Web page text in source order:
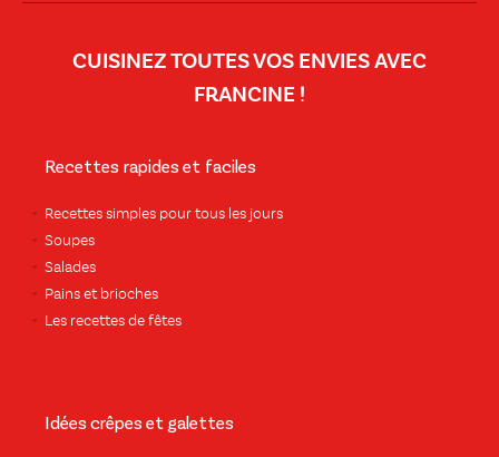
CUISINEZ TOUTES VOS ENVIES AVEC
FRANCINE !
Recettes rapides et faciles
Recettes simples pour tous les jours
Soupes
Salades
Pains et brioches
Les recettes de fêtes
Idées crêpes et galettes